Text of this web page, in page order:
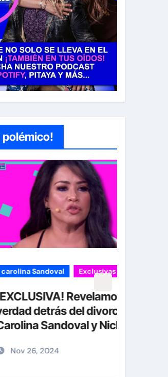
polémico!
Exclusivas
Revelamos la
del divorcio de
Sandoval y Nick
2024